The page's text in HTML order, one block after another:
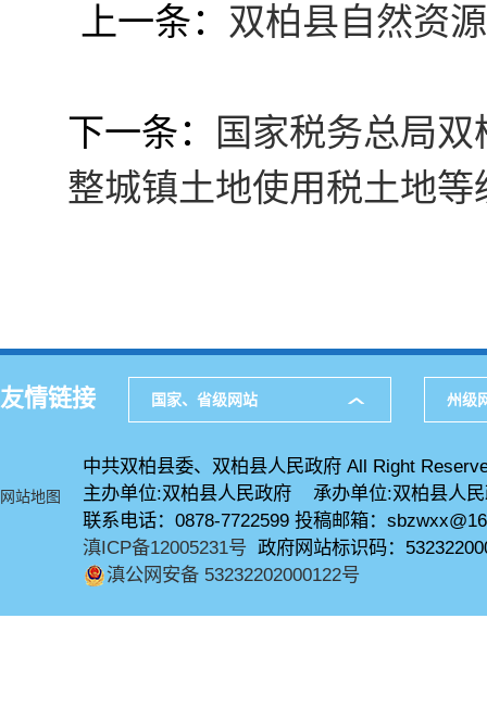
上一条： 双柏县自然资
下一条：
国家税务总局
整城镇土地使用税土地
友情链接 国家、省级网站 州级
网站地图
中共双柏县委、双柏县人民政府 All Right
主办单位:双柏县人民政府 承办单位:双柏县人
联系电话：0878-7722599 投稿邮箱：
滇ICP备12005231号 政府网站标识码：
滇公网安备 53232202000122号